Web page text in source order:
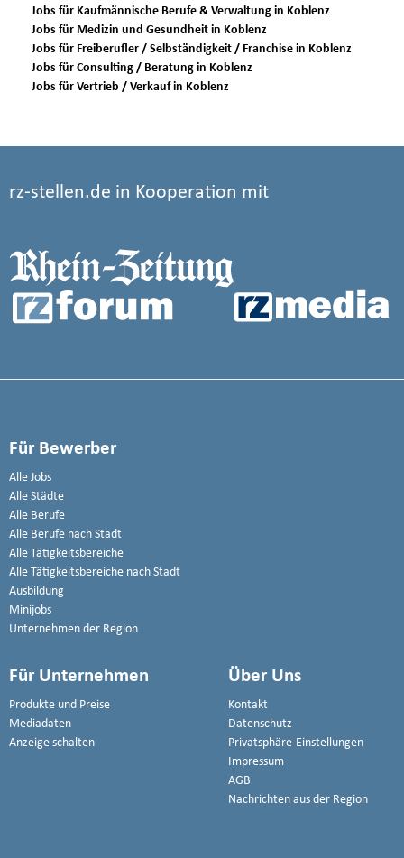
Jobs für Kaufmännische Berufe & Verwaltung in Koblenz
Jobs für Medizin und Gesundheit in Koblenz
Jobs für Freiberufler / Selbständigkeit / Franchise in Koblenz
Jobs für Consulting / Beratung in Koblenz
Jobs für Vertrieb / Verkauf in Koblenz
rz-stellen.de in Kooperation mit
Für Bewerber
Alle Jobs
Alle Städte
Alle Berufe
Alle Berufe nach Stadt
Alle Tätigkeitsbereiche
Alle Tätigkeitsbereiche nach Stadt
Ausbildung
Minijobs
Unternehmen der Region
Für Unternehmen
Produkte und Preise
Mediadaten
Anzeige schalten
Über Uns
Kontakt
Datenschutz
Privatsphäre-Einstellungen
Impressum
AGB
Nachrichten aus der Region